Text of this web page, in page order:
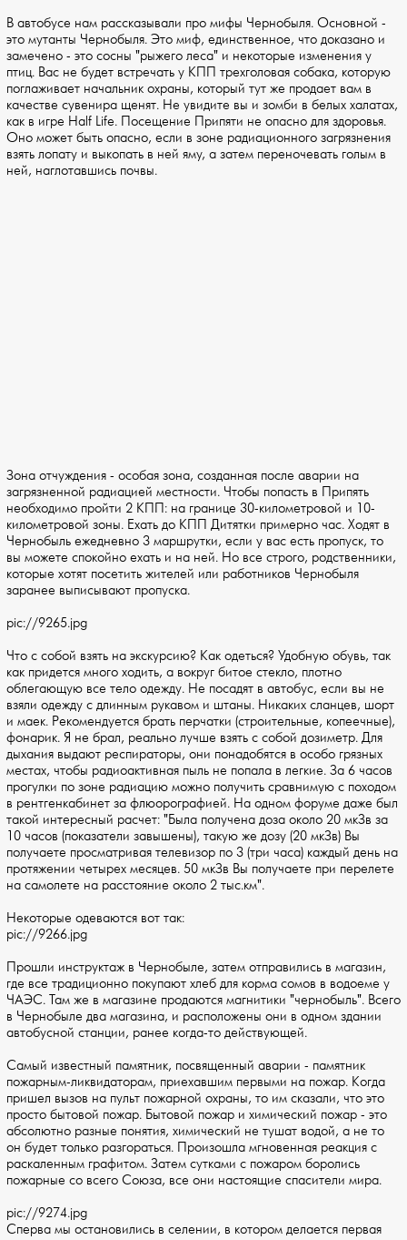
В автобусе нам рассказывали про мифы Чернобыля. Основной -
это мутанты Чернобыля. Это миф, единственное, что доказано и
замечено - это сосны "рыжего леса" и некоторые изменения у
птиц. Вас не будет встречать у КПП трехголовая собака, которую
поглаживает начальник охраны, который тут же продает вам в
качестве сувенира щенят. Не увидите вы и зомби в белых халатах,
как в игре Half Life. Посещение Припяти не опасно для здоровья.
Оно может быть опасно, если в зоне радиационного загрязнения
взять лопату и выкопать в ней яму, а затем переночевать голым в
ней, наглотавшись почвы.
Зона отчуждения - особая зона, созданная после аварии на
загрязненной радиацией местности. Чтобы попасть в Припять
необходимо пройти 2 КПП: на границе 30-километровой и 10-
километровой зоны. Ехать до КПП Дитятки примерно час. Ходят в
Чернобыль ежедневно 3 маршрутки, если у вас есть пропуск, то
вы можете спокойно ехать и на ней. Но все строго, родственники,
которые хотят посетить жителей или работников Чернобыля
заранее выписывают пропуска.
pic://9265.jpg
Что с собой взять на экскурсию? Как одеться? Удобную обувь, так
как придется много ходить, а вокруг битое стекло, плотно
облегающую все тело одежду. Не посадят в автобус, если вы не
взяли одежду с длинным рукавом и штаны. Никаких сланцев, шорт
и маек. Рекомендуется брать перчатки (строительные, копеечные),
фонарик. Я не брал, реально лучше взять с собой дозиметр. Для
дыхания выдают респираторы, они понадобятся в особо грязных
местах, чтобы радиоактивная пыль не попала в легкие. За 6 часов
прогулки по зоне радиацию можно получить сравнимую с походом
в рентгенкабинет за флюорографией. На одном форуме даже был
такой интересный расчет: "Была получена доза около 20 мкЗв за
10 часов (показатели завышены), такую же дозу (20 мкЗв) Вы
получаете просматривая телевизор по 3 (три часа) каждый день на
протяжении четырех месяцев. 50 мкЗв Вы получаете при перелете
на самолете на расстояние около 2 тыс.км".
Некоторые одеваются вот так:
pic://9266.jpg
Прошли инструктаж в Чернобыле, затем отправились в магазин,
где все традиционно покупают хлеб для корма сомов в водоеме у
ЧАЭС. Там же в магазине продаются магнитики "чернобыль". Всего
в Чернобыле два магазина, и расположены они в одном здании
автобусной станции, ранее когда-то действующей.
Самый известный памятник, посвященный аварии - памятник
пожарным-ликвидаторам, приехавшим первыми на пожар. Когда
пришел вызов на пульт пожарной охраны, то им сказали, что это
просто бытовой пожар. Бытовой пожар и химический пожар - это
абсолютно разные понятия, химический не тушат водой, а не то
он будет только разгораться. Произошла мгновенная реакция с
раскаленным графитом. Затем сутками с пожаром боролись
пожарные со всего Союза, все они настоящие спасители мира.
pic://9274.jpg
Сперва мы остановились в селении, в котором делается первая